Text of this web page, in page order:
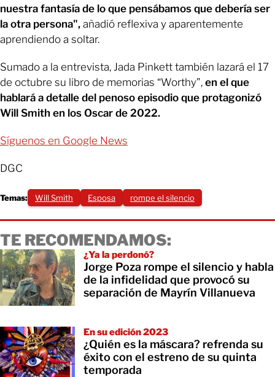
nuestra fantasía de lo que pensábamos que debería ser
la otra persona", añadió reflexiva y aparentemente
aprendiendo a soltar.
Sumado a la entrevista, Jada Pinkett también lazará el 17
de octubre su libro de memorias “Worthy”, en el que
hablará a detalle del penoso episodio que protagonizó
Will Smith en los Oscar de 2022.
Síguenos en Google News
DGC
Temas: Will Smith Esposa rompe el silencio
TE RECOMENDAMOS:
¿Ya la perdonó?
Jorge Poza rompe el silencio y habla
de la infidelidad que provocó su
separación de Mayrín Villanueva
En su edición 2023
¿Quién es la máscara? refrenda su
éxito con el estreno de su quinta
temporada